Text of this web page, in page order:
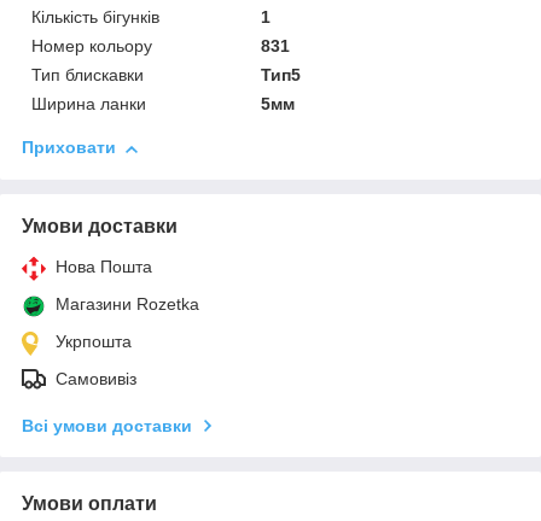
Кількість бігунків
1
Номер кольору
831
Тип блискавки
Тип5
Ширина ланки
5мм
Приховати
Умови доставки
Нова Пошта
Магазини Rozetka
Укрпошта
Самовивіз
Всі умови доставки
Умови оплати